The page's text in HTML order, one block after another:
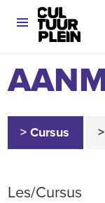
> Cursus
Les/Cursus